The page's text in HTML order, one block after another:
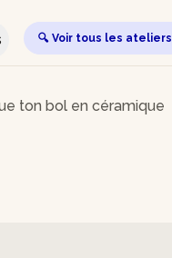
🔍 Voir tous les ateliers
ton bol en céramique